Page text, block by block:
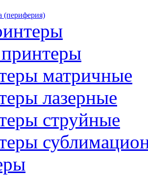
(периферия)
матричные
лазерные
струйные